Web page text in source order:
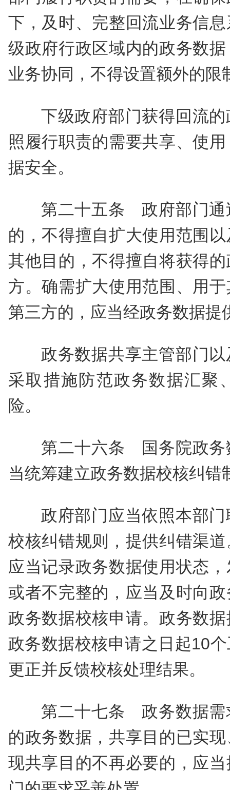
下，及时、完整回流业务信
级政府行政区域内的政务数
业务协同，不得设置额外的限
下级政府部门获得回流
照履行职责的需要共享、使
据安全。
第二十五条 政府部门通
的，不得擅自扩大使用范围
其他目的，不得擅自将获得
方。确需扩大使用范围、用
第三方的，应当经政务数据提
政务数据共享主管部门
采取措施防范政务数据汇聚
险。
第二十六条 国务院政务
当统筹建立政务数据校核纠错
政府部门应当依照本部
校核纠错规则，提供纠错渠
应当记录政务数据使用状态
或者不完整的，应当及时向
政务数据校核申请。政务数
政务数据校核申请之日起10
更正并反馈校核处理结果。
第二十七条 政务数据需
的政务数据，共享目的已实
现共享目的不再必要的，应